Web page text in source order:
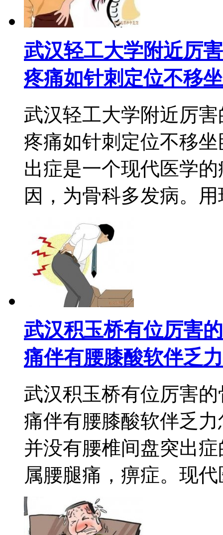
武汉轻工大学附近厉
疼痛如针刺定位不移坐
武汉轻工大学附近厉
疼痛如针刺定位不移
出症是一个现代医学
因，为骨科多发病。
武汉积玉桥有位厉害
痛伴有腰膝酸软伴乏力
武汉积玉桥有位厉害
痛伴有腰膝酸软伴乏
并没有腰椎间盘突出
属腰腿痛，痹症。现代